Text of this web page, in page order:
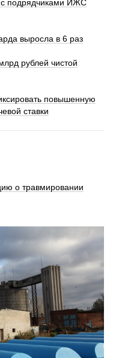
подрядчиками ИЖС
выросла в 6 раз
рублей чистой
повышенную
ставки
о травмировании